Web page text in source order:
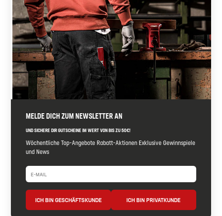
MELDE DICH ZUM NEWSLETTER AN
UND SICHERE DIR GUTSCHEINE IM WERT VON BIS ZU 50€!
Wöchentliche Top-Angebote Rabatt-Aktionen Exklusive Gewinnspiele
und News
ICH BIN GESCHÄFTSKUNDE ICH BIN PRIVATKUNDE